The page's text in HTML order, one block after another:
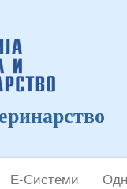
Е-Системи